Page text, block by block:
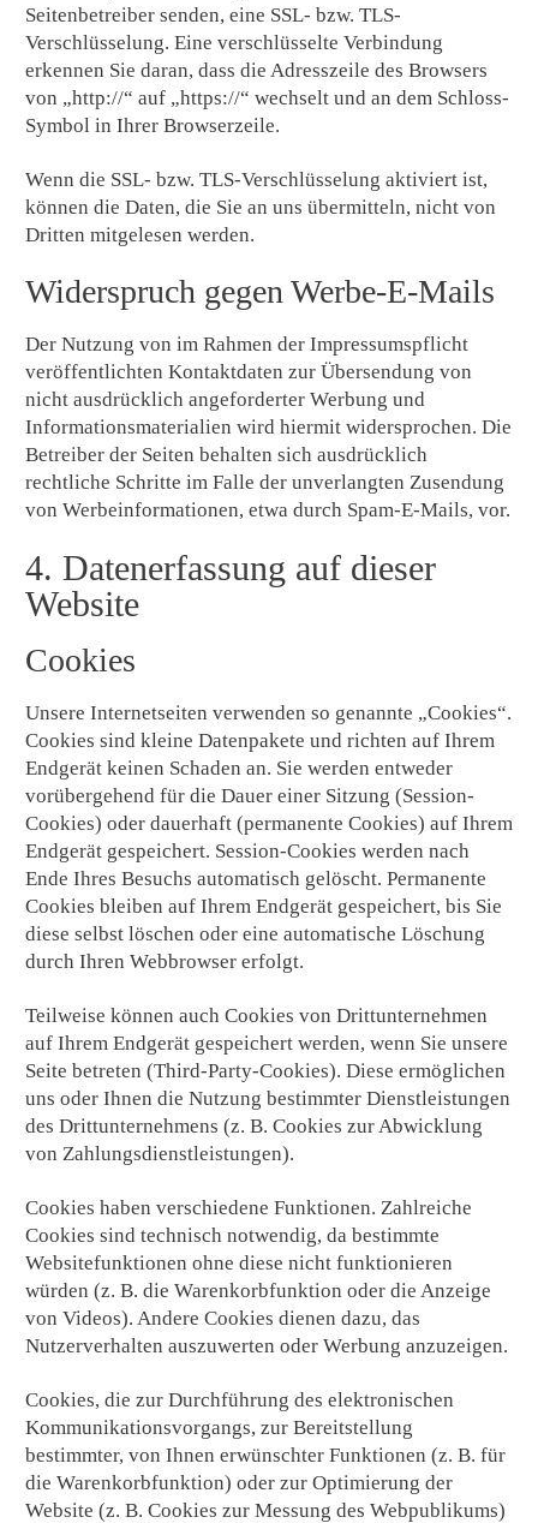
Seitenbetreiber senden, eine SSL- bzw. TLS-
Verschlüsselung. Eine verschlüsselte Verbindung
erkennen Sie daran, dass die Adresszeile des Browsers
von „http://“ auf „https://“ wechselt und an dem Schloss-
Symbol in Ihrer Browserzeile.
Wenn die SSL- bzw. TLS-Verschlüsselung aktiviert ist,
können die Daten, die Sie an uns übermitteln, nicht von
Dritten mitgelesen werden.
Widerspruch gegen Werbe-E-Mails
Der Nutzung von im Rahmen der Impressumspflicht
veröffentlichten Kontaktdaten zur Übersendung von
nicht ausdrücklich angeforderter Werbung und
Informationsmaterialien wird hiermit widersprochen. Die
Betreiber der Seiten behalten sich ausdrücklich
rechtliche Schritte im Falle der unverlangten Zusendung
von Werbeinformationen, etwa durch Spam-E-Mails, vor.
4. Datenerfassung auf dieser
Website
Cookies
Unsere Internetseiten verwenden so genannte „Cookies“.
Cookies sind kleine Datenpakete und richten auf Ihrem
Endgerät keinen Schaden an. Sie werden entweder
vorübergehend für die Dauer einer Sitzung (Session-
Cookies) oder dauerhaft (permanente Cookies) auf Ihrem
Endgerät gespeichert. Session-Cookies werden nach
Ende Ihres Besuchs automatisch gelöscht. Permanente
Cookies bleiben auf Ihrem Endgerät gespeichert, bis Sie
diese selbst löschen oder eine automatische Löschung
durch Ihren Webbrowser erfolgt.
Teilweise können auch Cookies von Drittunternehmen
auf Ihrem Endgerät gespeichert werden, wenn Sie unsere
Seite betreten (Third-Party-Cookies). Diese ermöglichen
uns oder Ihnen die Nutzung bestimmter Dienstleistungen
des Drittunternehmens (z. B. Cookies zur Abwicklung
von Zahlungsdienstleistungen).
Cookies haben verschiedene Funktionen. Zahlreiche
Cookies sind technisch notwendig, da bestimmte
Websitefunktionen ohne diese nicht funktionieren
würden (z. B. die Warenkorbfunktion oder die Anzeige
von Videos). Andere Cookies dienen dazu, das
Nutzerverhalten auszuwerten oder Werbung anzuzeigen.
Cookies, die zur Durchführung des elektronischen
Kommunikationsvorgangs, zur Bereitstellung
bestimmter, von Ihnen erwünschter Funktionen (z. B. für
die Warenkorbfunktion) oder zur Optimierung der
Website (z. B. Cookies zur Messung des Webpublikums)